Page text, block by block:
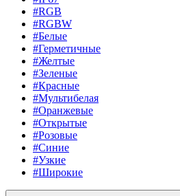
#RGB
#RGBW
#Белые
#Герметичные
#Желтые
#Зеленые
#Красные
#Мультибелая
#Оранжевые
#Открытые
#Розовые
#Синие
#Узкие
#Широкие